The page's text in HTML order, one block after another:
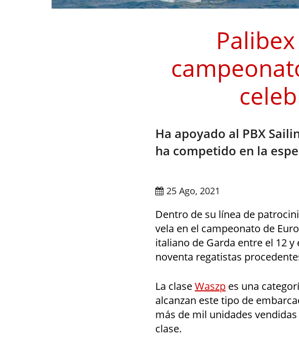
Ha apoyado al PBX
ha competido en la
25 Ago, 2021
Dentro de su línea de
vela en el campeonato de
italiano de Garda entre el 12
noventa regatistas
La claseWaszp es una
alcanzan este tipo de
más de mil unidades
clase.